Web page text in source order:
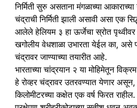
निर्मिती सुरु असताना मंगळाच्या
चंद्राची निर्मिती झाली असावी असा एक
आलेले हेलियम ३ हा ऊर्जेचा स्रोत
खगोलीय वेधशाळा उभारता येईल का, असे
चंद्रावर जाण्याच्या तयारीत आहे.
भारताच्या चांद्रयान २ या मोहिमेतून
हे रोव्हर चंद्रावर उतरवण्यात येणार
किलोमीटरच्या कक्षेत एक वर्ष फिरत